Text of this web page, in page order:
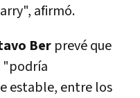
afirmó.
Ber prevé que
"podría
estable, entre los